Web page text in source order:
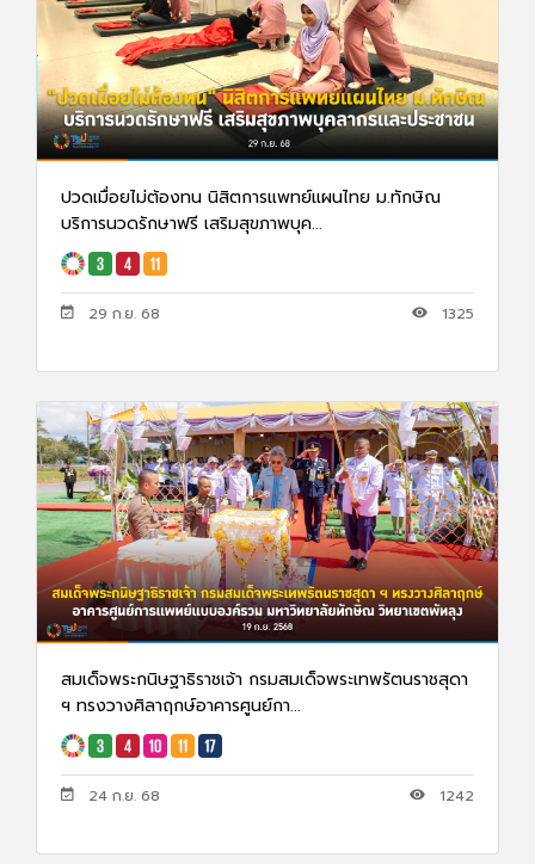
ปวดเมื่อยไม่ต้องทน นิสิตการแพทย์แผนไทย ม.ทักษิณ
บริการนวดรักษาฟรี เสริมสุขภาพบุค...
29 ก.ย. 68 1325
สมเด็จพระกนิษฐาธิราชเจ้า กรมสมเด็จพระเทพรัตนราชสุดา
ฯ ทรงวางศิลาฤกษ์อาคารศูนย์กา...
24 ก.ย. 68 1242